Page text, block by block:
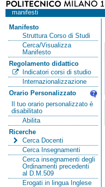
manifesti
Manifesto
Struttura Corso di Studi
Cerca/Visualizza
Manifesto
Regolamento didattico
Indicatori corsi di studio
Internazionalizzazione
Orario Personalizzato
Il tuo orario personalizzato è
disabilitato
Abilita
Ricerche
Cerca Docenti
Cerca Insegnamenti
Cerca insegnamenti degli
Ordinamenti precedenti
al D.M.509
Erogati in lingua Inglese